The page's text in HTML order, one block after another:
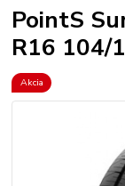
PointS
R16 104/
Akcia